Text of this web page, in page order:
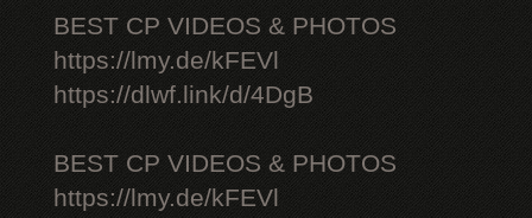
BEST CP VIDEOS & PHOTOS
https://lmy.de/kFEVl
https://dlwf.link/d/4DgB
BEST CP VIDEOS & PHOTOS
https://lmy.de/kFEVl